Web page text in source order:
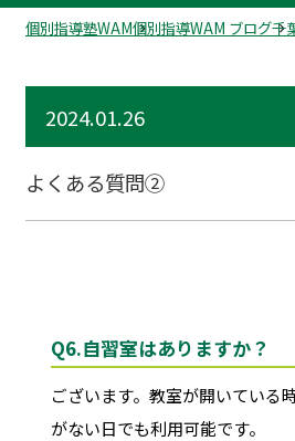
個別指導塾WAM個別指導WAM ブログ千
2024.01.26
よくある質問②
Q6.自習室はありますか？
ございます。教室が開いている
がない日でも利用可能です。